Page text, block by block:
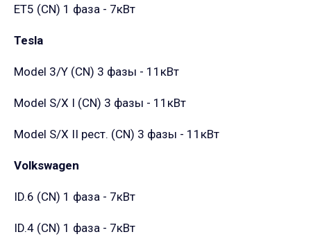
ET5 (CN) 1 фаза - 7кВт
Tesla
Model 3/Y (CN) 3 фазы - 11кВт
Model S/X I (CN) 3 фазы - 11кВт
Model S/X II рест. (CN) 3 фазы - 11кВт
Volkswagen
ID.6 (CN) 1 фаза - 7кВт
ID.4 (CN) 1 фаза - 7кВт